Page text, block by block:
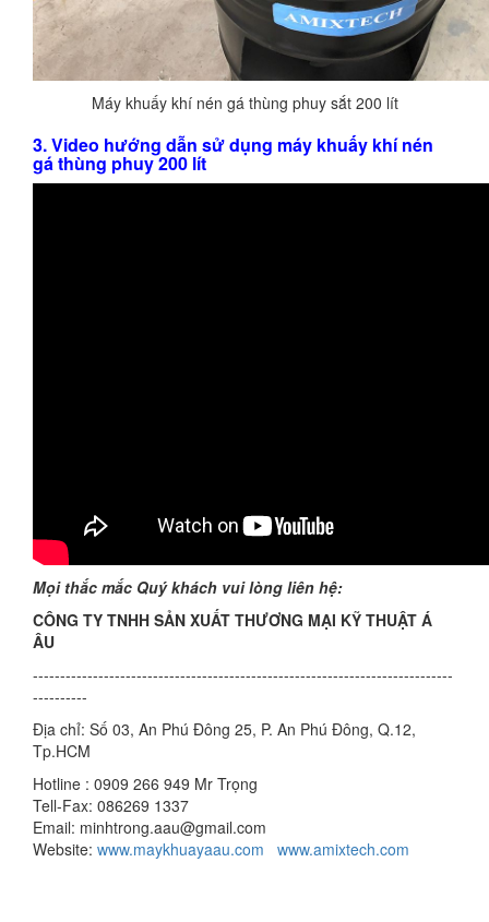
Máy khuấy khí nén gá thùng phuy sắt 200 lít
3. Video hướng dẫn sử dụng máy khuấy khí nén
gá thùng phuy 200 lít
Mọi thắc mắc Quý khách vui lòng liên hệ:
CÔNG TY TNHH SẢN XUẤT THƯƠNG MẠI KỸ THUẬT Á
ÂU
-----------------------------------------------------------------------------
----------
Địa chỉ: Số 03, An Phú Đông 25, P. An Phú Đông, Q.12,
Tp.HCM
Hotline : 0909 266 949 Mr Trọng
Tell-Fax: 086269 1337
Email: minhtrong.aau@gmail.com
Website: www.maykhuayaau.com www.amixtech.com